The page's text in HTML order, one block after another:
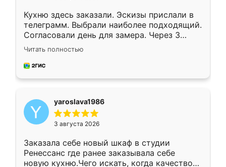
Кухню здесь заказали. Эскизы прислали в
телеграмм. Выбрали наиболее подходящий.
Согласовали день для замера. Через 3
недели кухня была уже готова. Остались
довольны работой. Спасибо Ренессанс
мебель за качественную работу!
Читать полностью
yaroslava1986
3 августа 2026
Заказала себе новый шкаф в студии
Ренессанс где ранее заказывала себе
новую кухню.Чего искать, когда качеством